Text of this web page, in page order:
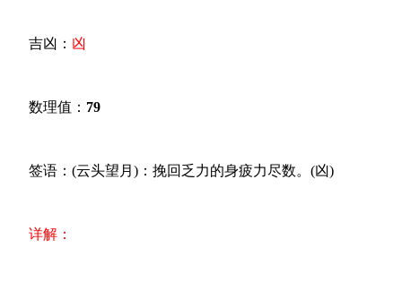
吉凶： 凶
数理值： 79
签语：(云头望月)：挽回乏力的身疲力尽数。(凶)
详解：